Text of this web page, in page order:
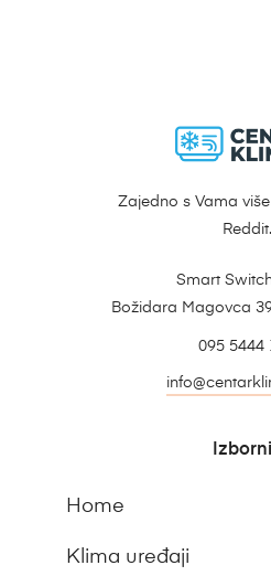
Zajedno s Vama
Reddit.
Smart
Božidara Magovca
095 5444
Home
Klima uređaji